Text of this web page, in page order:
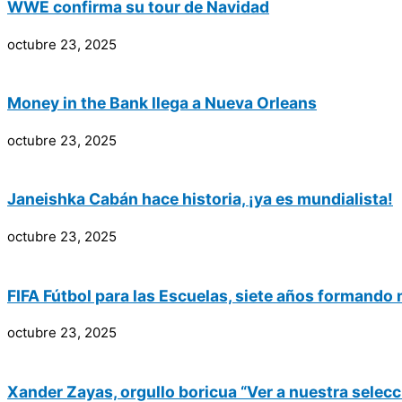
WWE confirma su tour de Navidad
octubre 23, 2025
Money in the Bank llega a Nueva Orleans
octubre 23, 2025
Janeishka Cabán hace historia, ¡ya es mundialista!
octubre 23, 2025
FIFA Fútbol para las Escuelas, siete años formando
octubre 23, 2025
Xander Zayas, orgullo boricua “Ver a nuestra